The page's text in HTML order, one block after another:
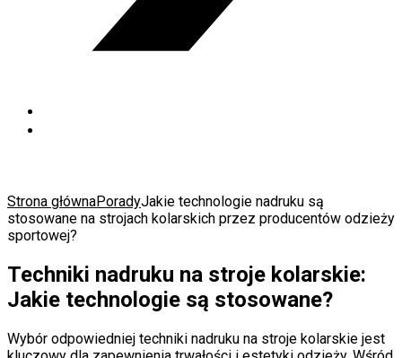
Strona głównaPoradyJakie technologie nadruku są
stosowane na strojach kolarskich przez producentów odzieży
sportowej?
Techniki nadruku na stroje kolarskie:
Jakie technologie są stosowane?
Wybór odpowiedniej techniki nadruku na stroje kolarskie jest